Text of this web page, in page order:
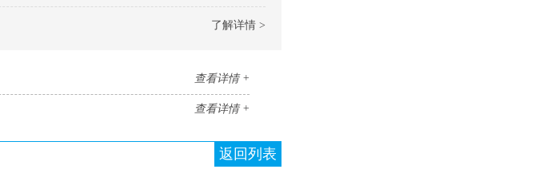
了解详情 >
查看详情 +
查看详情 +
返回列表